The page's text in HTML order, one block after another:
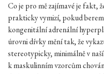
Co je pro mě zajímavé je fakt,
prakticky vymizí, pokud
kongenitální adrenální
úrovni dívky mění tak, že
stereotypicky, minimálně v
k maskulinním vzorcům